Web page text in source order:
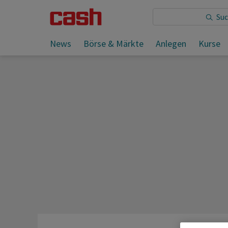
News Börse & Märkte Anlegen Kurse
Sie lesen: